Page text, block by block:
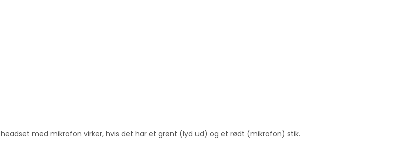
med mikrofon virker, hvis det har et grønt (lyd ud) og et rødt (mikrofon) stik.